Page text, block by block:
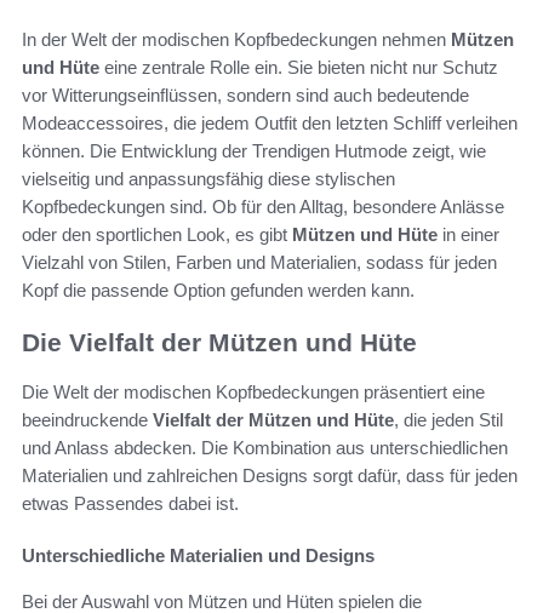
In der Welt der modischen Kopfbedeckungen nehmen Mützen
und Hüte eine zentrale Rolle ein. Sie bieten nicht nur Schutz
vor Witterungseinflüssen, sondern sind auch bedeutende
Modeaccessoires, die jedem Outfit den letzten Schliff verleihen
können. Die Entwicklung der Trendigen Hutmode zeigt, wie
vielseitig und anpassungsfähig diese stylischen
Kopfbedeckungen sind. Ob für den Alltag, besondere Anlässe
oder den sportlichen Look, es gibt Mützen und Hüte in einer
Vielzahl von Stilen, Farben und Materialien, sodass für jeden
Kopf die passende Option gefunden werden kann.
Die Vielfalt der Mützen und Hüte
Die Welt der modischen Kopfbedeckungen präsentiert eine
beeindruckende Vielfalt der Mützen und Hüte, die jeden Stil
und Anlass abdecken. Die Kombination aus unterschiedlichen
Materialien und zahlreichen Designs sorgt dafür, dass für jeden
etwas Passendes dabei ist.
Unterschiedliche Materialien und Designs
Bei der Auswahl von Mützen und Hüten spielen die